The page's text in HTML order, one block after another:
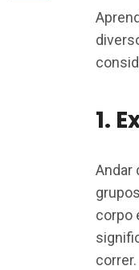
1.
Andar
corpo
correr.